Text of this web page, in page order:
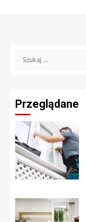
Szukaj:
Przeglądane